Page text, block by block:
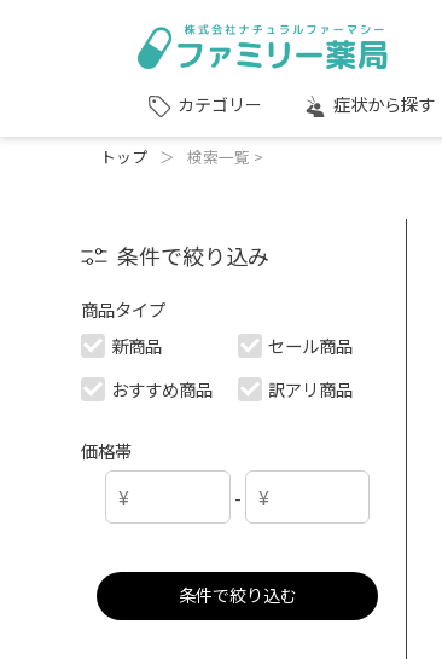
カテゴリー 症状から探す
トップ ＞ 検索一覧 >
条件で絞り込み
商品タイプ
新商品
セール商品
おすすめ商品
訳アリ商品
価格帯
-
条件で絞り込む